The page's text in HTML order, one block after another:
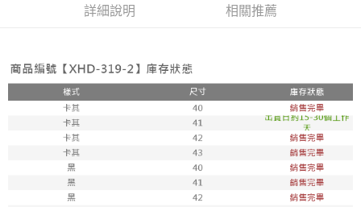
付款後全家取貨
每筆NT$100，滿NT$1,800(含以上)免運費
7-11取貨付款
每筆NT$100，滿NT$1,800(含以上)免運費
付款後711取貨
詳細說明 相關推薦